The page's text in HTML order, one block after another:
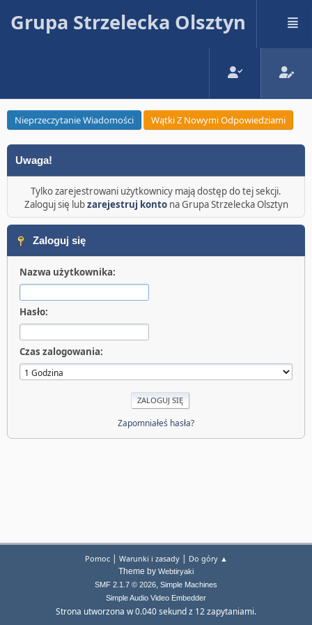
Grupa Strzelecka Olsztyn
Nieprzeczytanie Wiadomości Wątki Z Nowymi Odpowiedziami
Uwaga!
Tylko zarejestrowani użytkownicy mają dostęp do tej sekcji.
Zaloguj się lubzarejestruj kontona Grupa Strzelecka Olsztyn
Zaloguj się
Nazwa użytkownika:
Hasło:
Czas zalogowania:
Zapomniałeś hasła?
Pomoc| Warunki i zasady| Do góry ▲
Theme by Webtiryaki
SMF 2.1.7 © 2026, Simple Machines
Simple Audio Video Embedder
Strona utworzona w 0.040 sekund z 12 zapytaniami.